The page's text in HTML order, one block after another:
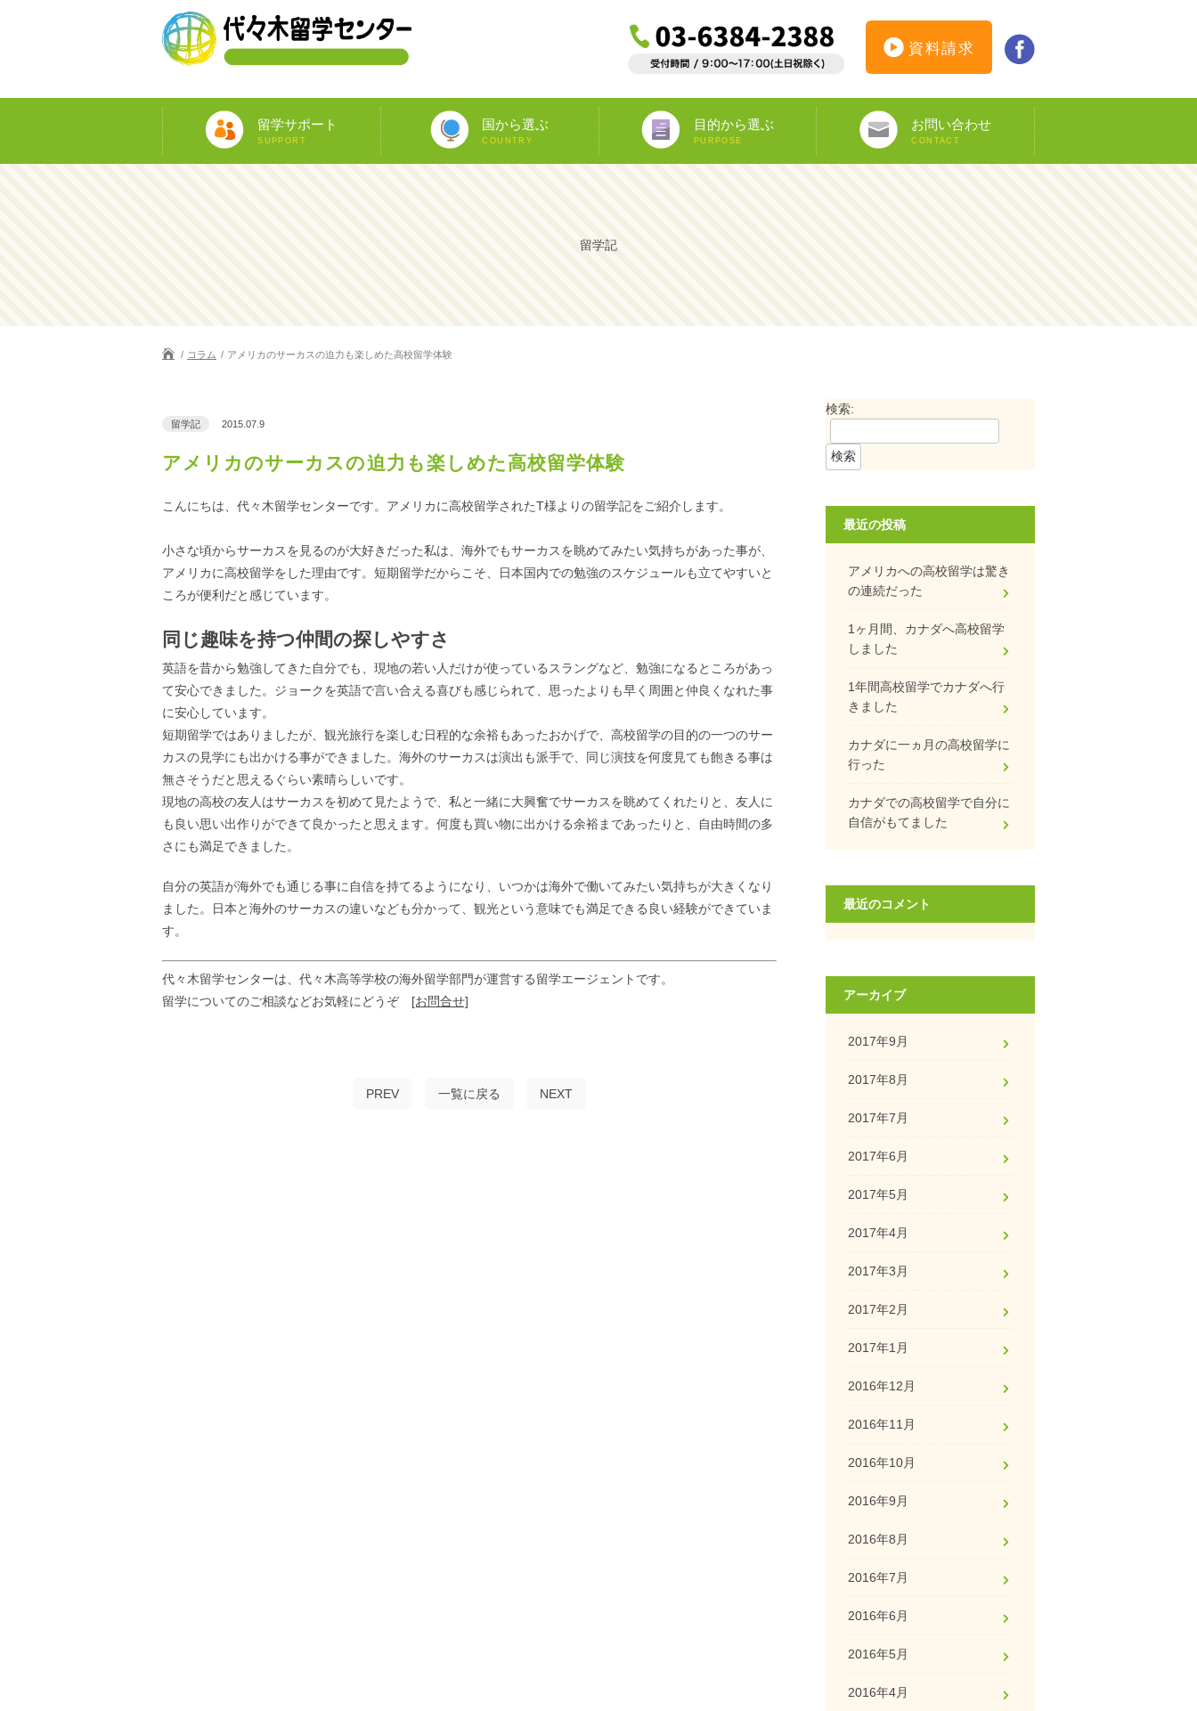
資料請求
留学サポート
SUPPORT
国から選ぶ
COUNTRY
アメリカ
カナダ
オーストラリア
ニュージーランド
イギリス
アイルランド
マルタ
イタリア
スペイン
フランス
ドイツ
南アフリカ
目的から選ぶ
PURPOSE
語学留学
教師宅ホームステイ
中学/高校正規留学
大学正規留学
専門留学
語学プラスα
海外ボランティア
海外インターンシップ
オペア
ワーキングホリデー
お問い合わせ
CONTACT
カウンセリング予約
資料請求
オンライン申し込み
インターンシップ仮登録
ビザ申請サポート
DS-160
留学記
コラム アメリカのサーカスの迫力も楽しめた高校留学体験
留学記 2015.07.9
アメリカのサーカスの迫力も楽しめた高校留学体験
こんにちは、代々木留学センターです。アメリカに高校留学されたT様よりの留学記をご紹介します。
小さな頃からサーカスを見るのが大好きだった私は、海外でもサーカスを眺めてみたい気持ちがあった事が、
アメリカに高校留学をした理由です。短期留学だからこそ、日本国内での勉強のスケジュールも立てやすいと
ころが便利だと感じています。
同じ趣味を持つ仲間の探しやすさ
英語を昔から勉強してきた自分でも、現地の若い人だけが使っているスラングなど、勉強になるところがあっ
て安心できました。ジョークを英語で言い合える喜びも感じられて、思ったよりも早く周囲と仲良くなれた事
に安心しています。
短期留学ではありましたが、観光旅行を楽しむ日程的な余裕もあったおかげで、高校留学の目的の一つのサー
カスの見学にも出かける事ができました。海外のサーカスは演出も派手で、同じ演技を何度見ても飽きる事は
無さそうだと思えるぐらい素晴らしいです。
現地の高校の友人はサーカスを初めて見たようで、私と一緒に大興奮でサーカスを眺めてくれたりと、友人に
も良い思い出作りができて良かったと思えます。何度も買い物に出かける余裕まであったりと、自由時間の多
さにも満足できました。
自分の英語が海外でも通じる事に自信を持てるようになり、いつかは海外で働いてみたい気持ちが大きくなり
ました。日本と海外のサーカスの違いなども分かって、観光という意味でも満足できる良い経験ができていま
す。
代々木留学センターは、代々木高等学校の海外留学部門が運営する留学エージェントです。
留学についてのご相談などお気軽にどうぞ [お問合せ]
PREV 一覧に戻る NEXT
検索:
最近の投稿
アメリカへの高校留学は驚き
の連続だった
1ヶ月間、カナダへ高校留学
しました
1年間高校留学でカナダへ行
きました
カナダに一ヵ月の高校留学に
行った
カナダでの高校留学で自分に
自信がもてました
最近のコメント
アーカイブ
2017年9月
2017年8月
2017年7月
2017年6月
2017年5月
2017年4月
2017年3月
2017年2月
2017年1月
2016年12月
2016年11月
2016年10月
2016年9月
2016年8月
2016年7月
2016年6月
2016年5月
2016年4月